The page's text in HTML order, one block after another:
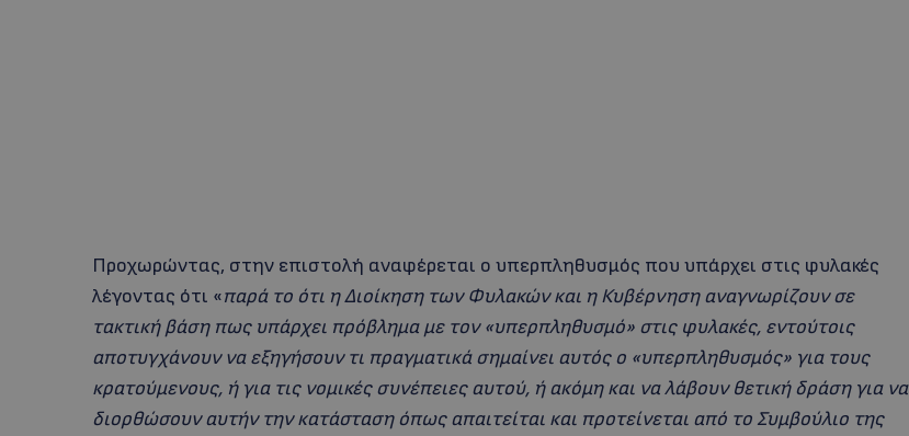
Προχωρώντας, στην επιστολή αναφέρεται ο υπερπληθυσμός που υπάρχει στις φυλακές
λέγοντας ότι «παρά το ότι η Διοίκηση των Φυλακών και η Κυβέρνηση αναγνωρίζουν σε
τακτική βάση πως υπάρχει πρόβλημα με τον «υπερπληθυσμό» στις φυλακές, εντούτοις
αποτυγχάνουν να εξηγήσουν τι πραγματικά σημαίνει αυτός ο «υπερπληθυσμός» για τους
κρατούμενους, ή για τις νομικές συνέπειες αυτού, ή ακόμη και να λάβουν θετική δράση για να
διορθώσουν αυτήν την κατάσταση όπως απαιτείται και προτείνεται από το Συμβούλιο της